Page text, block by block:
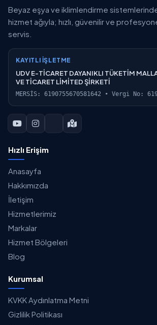
Beyaz eşya ve iklimlendirme
hizmet ağıyla; hızlı, güvenilir ve
servis.
KAYITLI İŞLETME
UDV E-TİCARET DAYANIKLI TÜKETİM
VE TİCARET LİMİTED ŞİRKETİ
MERSİS: 6190755670581642 • Vergi No:
Hızlı Erişim
Anasayfa
Hakkımızda
İletişim
Hizmetlerimiz
Markalar
Hizmet Bölgeleri
Blog
Kurumsal
KVKK Aydınlatma Metni
Gizlilik Politikası